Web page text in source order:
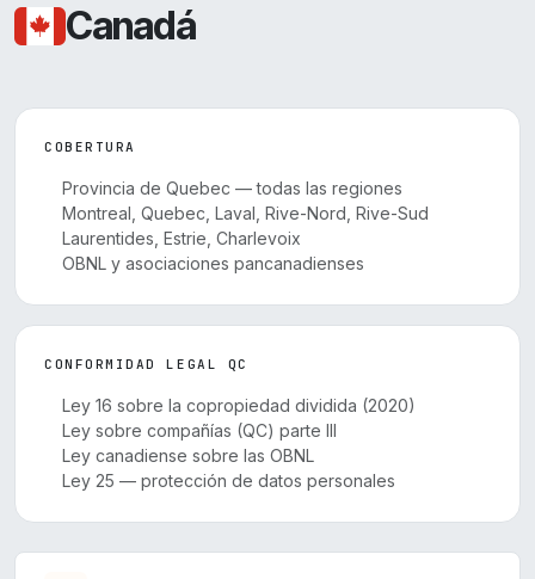
Canadá
COBERTURA
Provincia de Quebec — todas las regiones
Montreal, Quebec, Laval, Rive-Nord, Rive-Sud
Laurentides, Estrie, Charlevoix
OBNL y asociaciones pancanadienses
CONFORMIDAD LEGAL QC
Ley 16 sobre la copropiedad dividida (2020)
Ley sobre compañías (QC) parte III
Ley canadiense sobre las OBNL
Ley 25 — protección de datos personales